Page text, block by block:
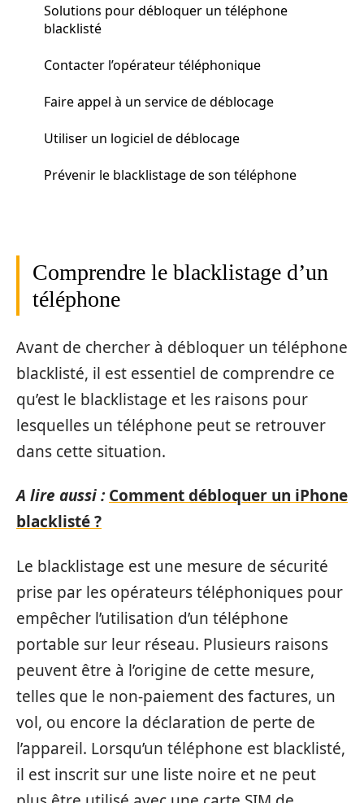
Solutions pour débloquer un téléphone
blacklisté
Contacter l’opérateur téléphonique
Faire appel à un service de déblocage
Utiliser un logiciel de déblocage
Prévenir le blacklistage de son téléphone
Comprendre le blacklistage d’un
téléphone
Avant de chercher à débloquer un téléphone
blacklisté, il est essentiel de comprendre ce
qu’est le blacklistage et les raisons pour
lesquelles un téléphone peut se retrouver
dans cette situation.
A lire aussi : Comment débloquer un iPhone
blacklisté ?
Le blacklistage est une mesure de sécurité
prise par les opérateurs téléphoniques pour
empêcher l’utilisation d’un téléphone
portable sur leur réseau. Plusieurs raisons
peuvent être à l’origine de cette mesure,
telles que le non-paiement des factures, un
vol, ou encore la déclaration de perte de
l’appareil. Lorsqu’un téléphone est blacklisté,
il est inscrit sur une liste noire et ne peut